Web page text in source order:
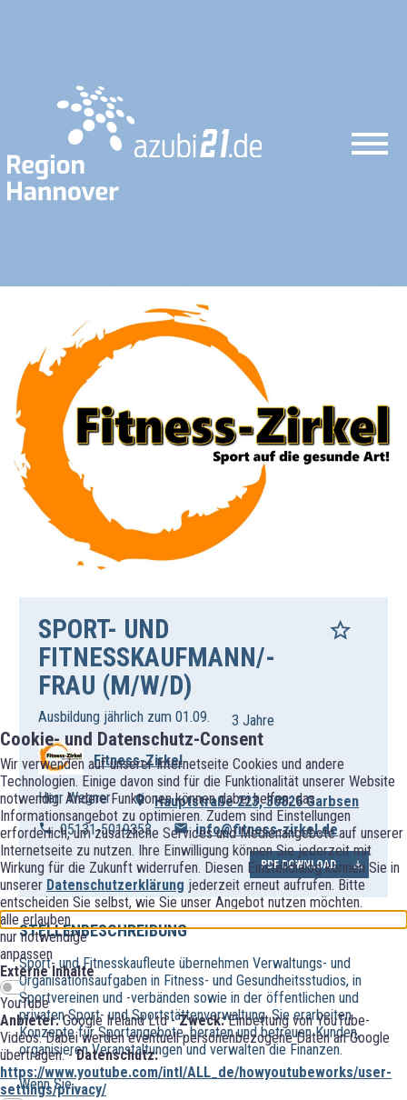
Cookie- und Datenschutz-Consent
Wir verwenden auf unserer Internetseite Cookies und andere
Technologien. Einige davon sind für die Funktionalität unserer Website
notwendig. Andere Funktionen können dabei helfen, das
Informationsangebot zu optimieren. Zudem sind Einstellungen
erforderlich, um zusätzliche Services und Medienangebote auf unserer
Internetseite zu nutzen. Ihre Einwilligung können Sie jederzeit mit
Wirkung für die Zukunft widerrufen. Diesen Einstelldialog können Sie in
unserer Datenschutzerklärung jederzeit erneut aufrufen. Bitte
entscheiden Sie selbst, wie Sie unser Angebot nutzen möchten.
alle erlauben
nur notwendige
anpassen
Externe Inhalte
YouTube
Anbieter:Google Ireland Ltd -Zweck:Einbettung von YouTube-
Videos. Dabei werden eventuell personenbezogene Daten an Google
übertragen. -Datenschutz:
https://www.youtube.com/intl/ALL_de/howyoutubeworks/user-
settings/privacy/
SPORT- UND
FITNESSKAUFMANN/-
FRAU (M/W/D)
Ausbildung jährlich zum 01.09. 3 Jahre
Fitness-Zirkel
Herr Wegner
Hauptstraße 223, 30826 Garbsen
05131-5019353
info@fitness-zirkel.de
PDF DOWNLOAD
STELLENBESCHREIBUNG
Sport- und Fitnesskaufleute übernehmen Verwaltungs- und
Organisationsaufgaben in Fitness- und Gesundheitsstudios, in
Sportvereinen und -verbänden sowie in der öffentlichen und
privaten Sport- und Sportstättenverwaltung. Sie erarbeiten
Konzepte für Sportangebote, beraten und betreuen Kunden,
organisieren Veranstaltungen und verwalten die Finanzen.
Wenn Sie...